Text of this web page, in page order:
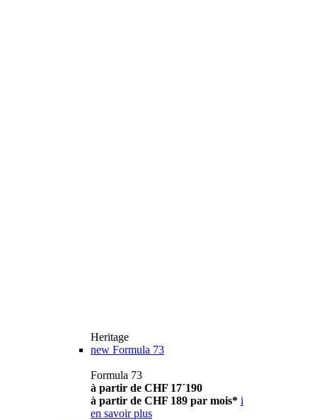
Heritage
new Formula 73
Formula 73
à partir de CHF 17´190
à partir de CHF 189 par mois* i
en savoir plus